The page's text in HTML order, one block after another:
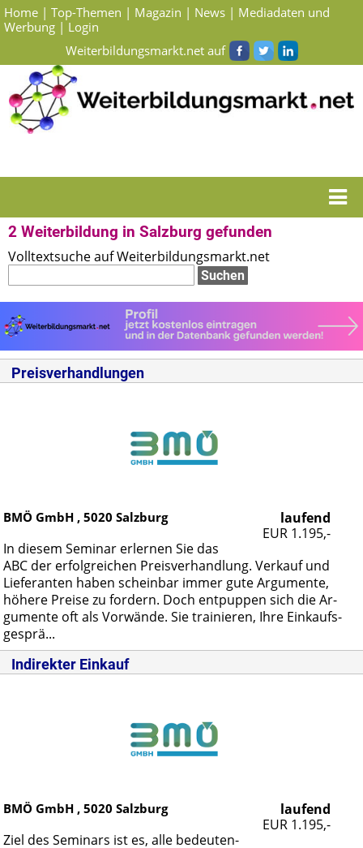
Home | Top-Themen | Magazin | News | Mediadaten und
Werbung | Login
Weiterbildungsmarkt.net auf
2 Weiterbildung in Salzburg gefunden
Volltextsuche auf Weiterbildungsmarkt.net
Preisverhandlungen
laufend
EUR 1.195,-
BMÖ GmbH ,5020 Salzburg
In die­sem Se­mi­nar er­ler­nen Sie das
ABC der er­folg­rei­chen Preis­ver­hand­lung. Ver­kauf und
Lie­fe­ran­ten ha­ben schein­bar im­mer gu­te Ar­gu­men­te,
hö­he­re Prei­se zu for­dern. Doch ent­pup­pen sich die Ar­
gu­men­te oft als Vor­wän­de. Sie trai­nie­ren, Ih­re Ein­kaufs­
ge­sprä...
Indirekter Einkauf
laufend
EUR 1.195,-
BMÖ GmbH ,5020 Salzburg
Ziel des Se­mi­nars ist es, al­le be­deu­ten­